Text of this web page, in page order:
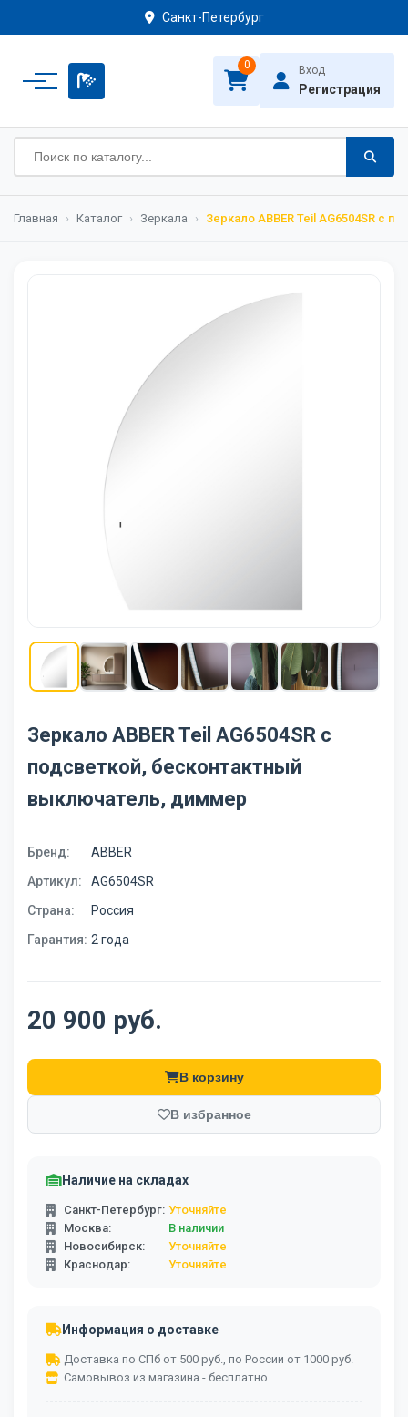
Санкт-Петербург
0 Вход
Регистрация
Главная › Каталог › Зеркала › Зеркало ABBER Teil AG6504SR с
Зеркало ABBER Teil AG6504SR с
подсветкой, бесконтактный
выключатель, диммер
Бренд:
ABBER
Артикул:
AG6504SR
Страна:
Россия
Гарантия: 2 года
20 900 руб.
В корзину
В избранное
Наличие на складах
Санкт-Петербург: Уточняйте
Москва:
В наличии
Новосибирск:
Уточняйте
Краснодар:
Уточняйте
Информация о доставке
Доставка по СПб от 500 руб., по России от 1000 руб.
Самовывоз из магазина - бесплатно